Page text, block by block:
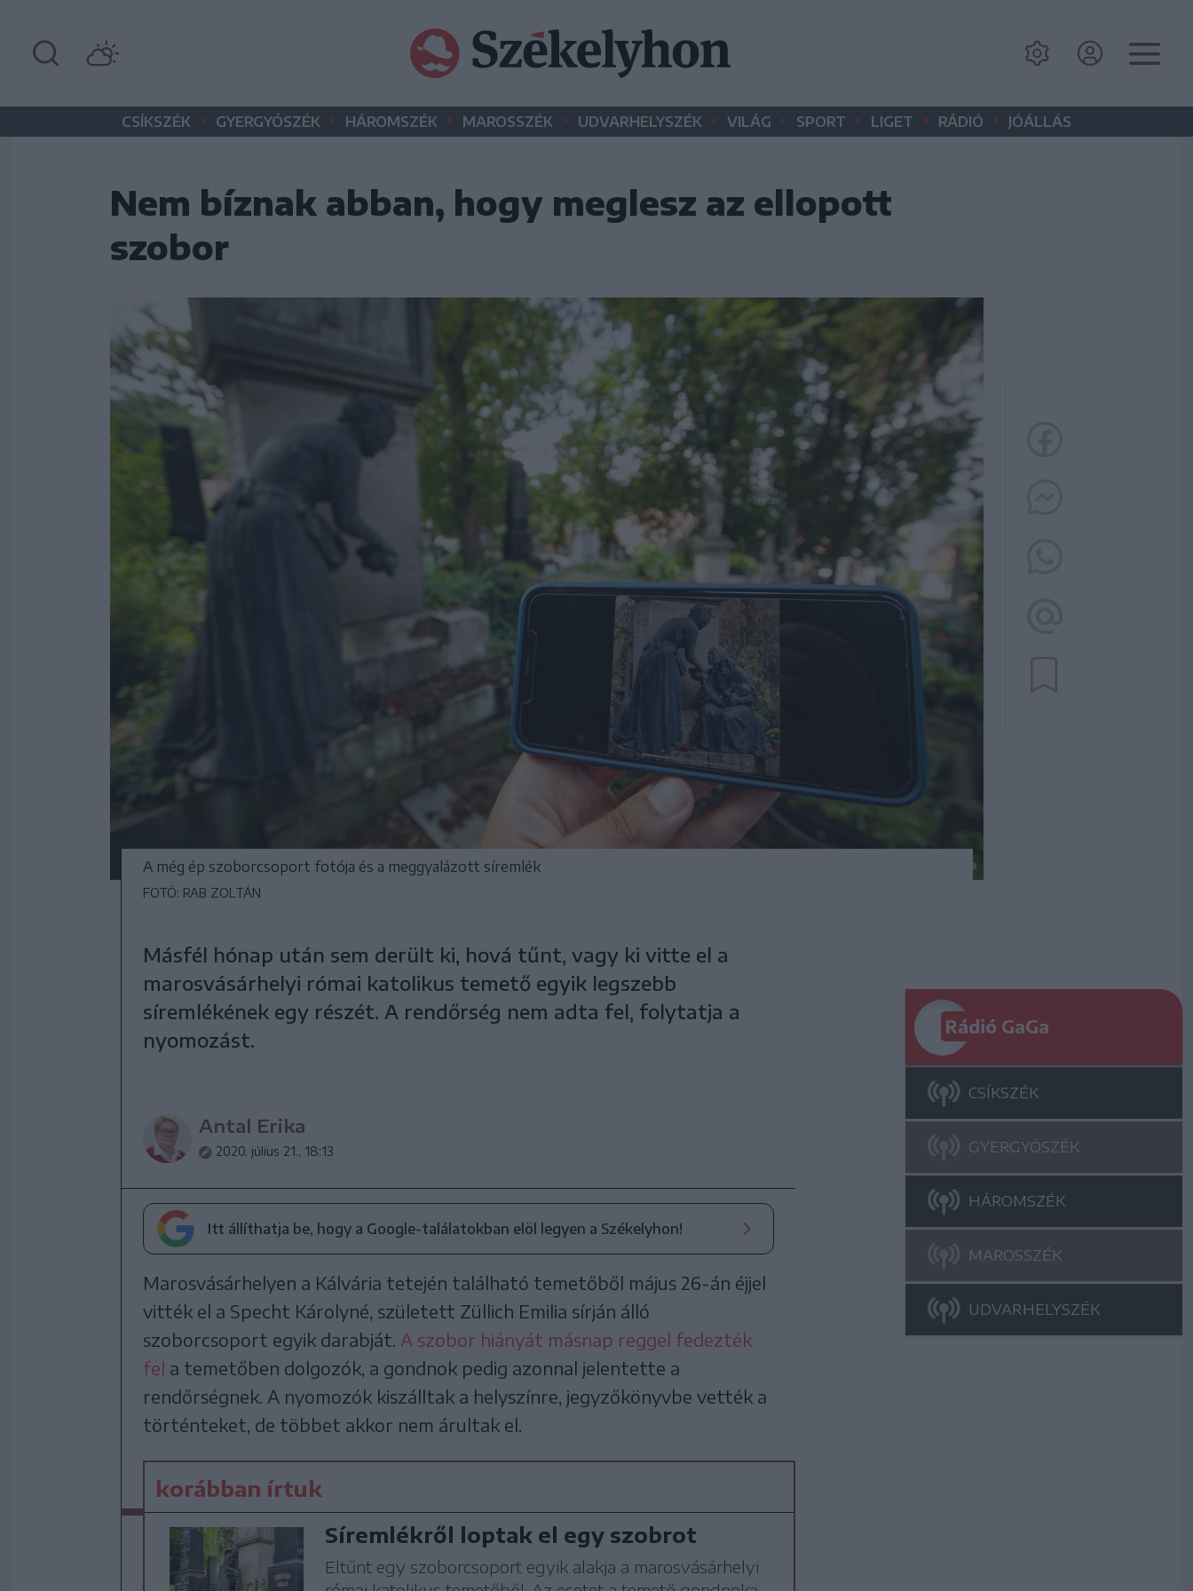
CSÍKSZÉK • GYERGYÓSZÉK • HÁROMSZÉK • MAROSSZÉK • UDVARHELYSZÉK • VILÁG • SPORT • LIGET • RÁDIÓ • JÓÁLLÁS
Nem bíznak abban, hogy meglesz az ellopott
szobor
A még ép szoborcsoport fotója és a meggyalázott síremlék
FOTÓ: RAB ZOLTÁN
Másfél hónap után sem derült ki, hová tűnt, vagy ki vitte el a
marosvásárhelyi római katolikus temető egyik legszebb
síremlékének egy részét. A rendőrség nem adta fel, folytatja a
nyomozást.
Antal Erika
2020. július 21., 18:13
Itt állíthatja be, hogy a Google-találatokban elöl legyen a Székelyhon!
Marosvásárhelyen a Kálvária tetején található temetőből május 26-án éjjel
vitték el a Specht Károlyné, született Züllich Emilia sírján álló
szoborcsoport egyik darabját. A szobor hiányát másnap reggel fedezték
fel a temetőben dolgozók, a gondnok pedig azonnal jelentette a
rendőrségnek. A nyomozók kiszálltak a helyszínre, jegyzőkönyvbe vették a
történteket, de többet akkor nem árultak el.
korábban írtuk
Síremlékről loptak el egy szobrot
Eltűnt egy szoborcsoport egyik alakja a marosvásárhelyi
Rádió GaGa
CSÍKSZÉK
GYERGYÓSZÉK
HÁROMSZÉK
MAROSSZÉK
UDVARHELYSZÉK